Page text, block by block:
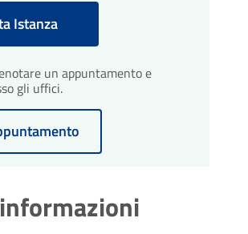
Istanza
un appuntamento e
gli uffici.